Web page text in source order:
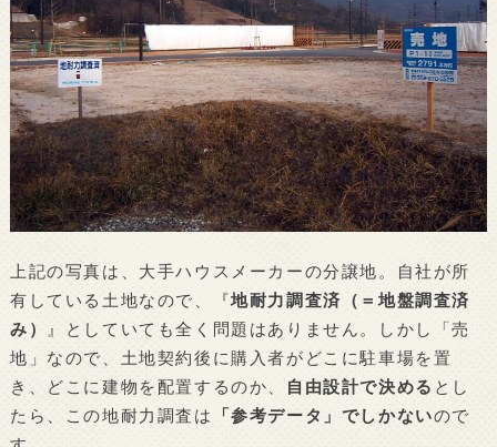
上記の写真は、大手ハウスメーカーの分譲地。自社が所
有している土地なので、『地耐力調査済（＝地盤調査済
み）
』としていても全く問題はありません。しかし「売
地」なので、土地契約後に購入者がどこに駐車場を置
き、どこに建物を配置するのか、
自由設計で決める とし
たら、この地耐力調査は
「参考データ」でしかないので